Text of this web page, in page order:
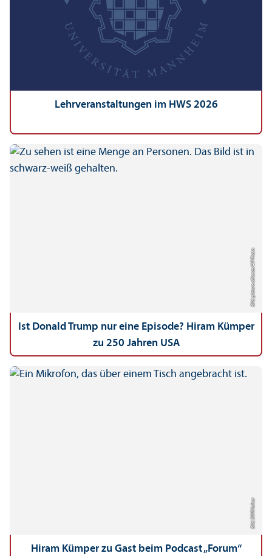
Lehr­veranstaltungen im HWS 2026
Bild: picture alliance/
AP Photo
Ist Donald Trump nur eine Episode? Hiram Kümper
zu 250 Jahren USA
Bild: SWR Kultur
Hiram Kümper zu Gast beim Podcast „Forum“